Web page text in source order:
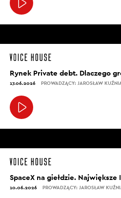
Rynek Private debt. Dlaczego
17.06.2026 PROWADZĄCY: JAROSŁAW
SpaceX na giełdzie.
10.06.2026 PROWADZĄCY: JAROSŁAW